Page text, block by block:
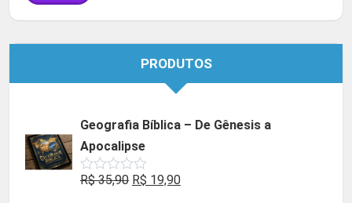
PRODUTOS
Geografia Bíblica – De Gênesis a
Apocalipse
Avaliação
R$35,90 O
R$ 19,90O